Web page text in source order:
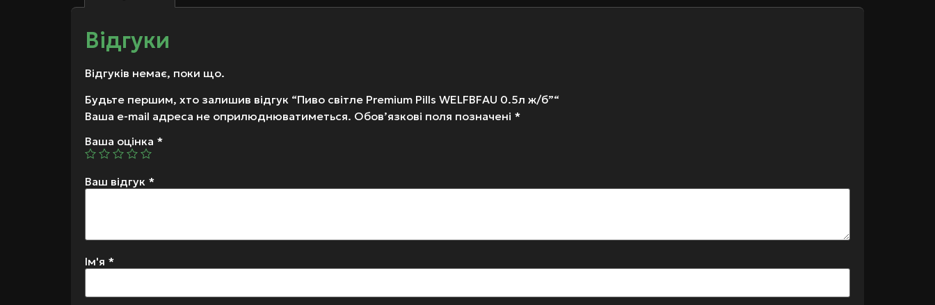
Відгуки
Відгуків немає, поки що.
Будьте першим, хто залишив відгук “Пиво світле Premium Pills WELFBFAU 0.5л ж/б”“
Ваша e-mail адреса не оприлюднюватиметься. Обов’язкові поля позначені *
Ваша оцінка *
Ваш відгук *
Ім'я *